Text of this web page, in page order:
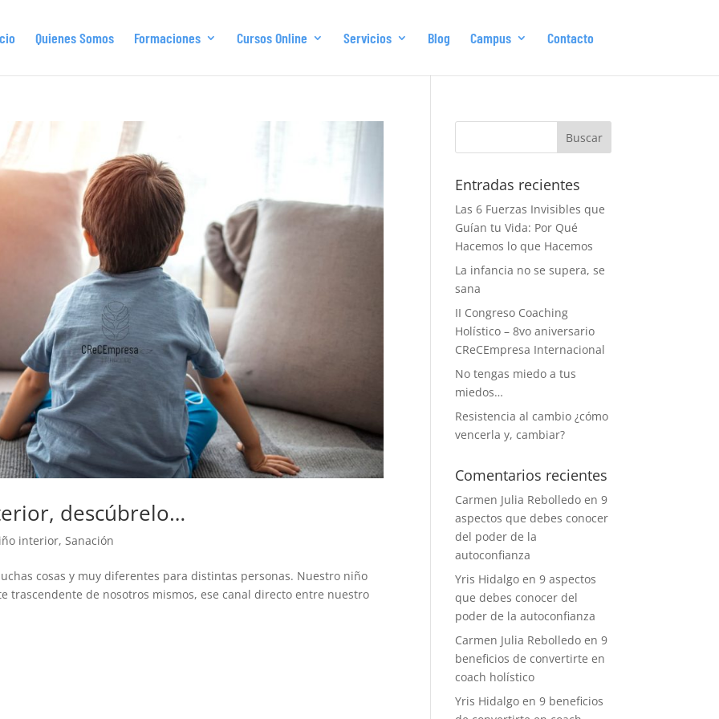
Quienes Somos Formaciones Cursos Online Servicios Blog Campus Contacto
descúbrelo…
interior,Sanación
cosas y muy diferentes para distintas personas. Nuestro niño
trascendente de nosotros mismos, ese canal directo entre nuestro
Entradas recientes
Las 6 Fuerzas Invisibles que
Guían tu Vida: Por Qué
Hacemos lo que Hacemos
La infancia no se supera, se
sana
II Congreso Coaching
Holístico – 8vo aniversario
CReCEmpresa Internacional
No tengas miedo a tus
miedos…
Resistencia al cambio ¿cómo
vencerla y, cambiar?
Comentarios recientes
Carmen Julia Rebolledo en9
aspectos que debes conocer
del poder de la
autoconfianza
Yris Hidalgo en9 aspectos
que debes conocer del
poder de la autoconfianza
Carmen Julia Rebolledo en9
beneficios de convertirte en
coach holístico
Yris Hidalgo en9 beneficios